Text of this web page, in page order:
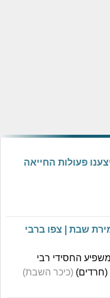
"ביצענו פעולות החייאה
דולר רק משמירת שבת | צפו ברבי
החסידי רבי
(חרדים) (כיכר השבת)